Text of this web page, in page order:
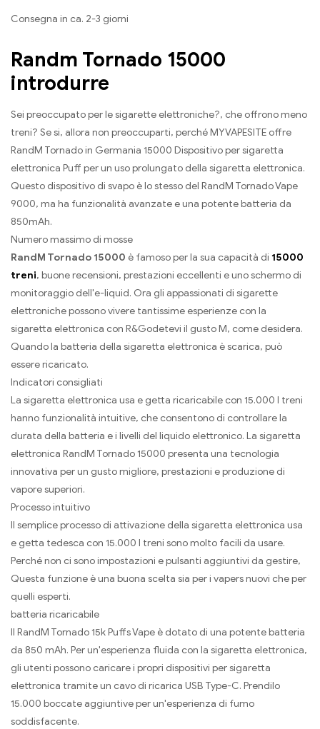
Consegna in ca. 2-3 giorni
Randm Tornado 15000
introdurre
Sei preoccupato per le sigarette elettroniche?, che offrono meno
treni? Se si, allora non preoccuparti, perché MYVAPESITE offre
RandM Tornado in Germania 15000 Dispositivo per sigaretta
elettronica Puff per un uso prolungato della sigaretta elettronica.
Questo dispositivo di svapo è lo stesso del RandM Tornado Vape
9000, ma ha funzionalità avanzate e una potente batteria da
850mAh.
Numero massimo di mosse
RandM Tornado 15000 è famoso per la sua capacità di 15000
treni, buone recensioni, prestazioni eccellenti e uno schermo di
monitoraggio dell'e-liquid. Ora gli appassionati di sigarette
elettroniche possono vivere tantissime esperienze con la
sigaretta elettronica con R&Godetevi il gusto M, come desidera.
Quando la batteria della sigaretta elettronica è scarica, può
essere ricaricato.
Indicatori consigliati
La sigaretta elettronica usa e getta ricaricabile con 15.000 I treni
hanno funzionalità intuitive, che consentono di controllare la
durata della batteria e i livelli del liquido elettronico. La sigaretta
elettronica RandM Tornado 15000 presenta una tecnologia
innovativa per un gusto migliore, prestazioni e produzione di
vapore superiori.
Processo intuitivo
Il semplice processo di attivazione della sigaretta elettronica usa
e getta tedesca con 15.000 I treni sono molto facili da usare.
Perché non ci sono impostazioni e pulsanti aggiuntivi da gestire,
Questa funzione è una buona scelta sia per i vapers nuovi che per
quelli esperti.
batteria ricaricabile
Il RandM Tornado 15k Puffs Vape è dotato di una potente batteria
da 850 mAh. Per un'esperienza fluida con la sigaretta elettronica,
gli utenti possono caricare i propri dispositivi per sigaretta
elettronica tramite un cavo di ricarica USB Type-C. Prendilo
15.000 boccate aggiuntive per un'esperienza di fumo
soddisfacente.